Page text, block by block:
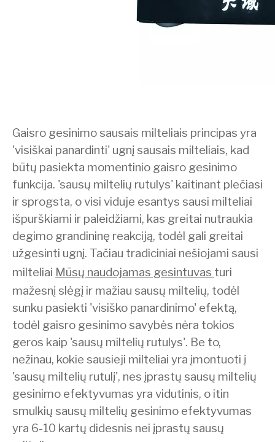
Gaisro gesinimo sausais milteliais principas yra
'visiškai panardinti' ugnį sausais milteliais, kad
būtų pasiekta momentinio gaisro gesinimo
funkcija. 'sausų miltelių rutulys' kaitinant plečiasi
ir sprogsta, o visi viduje esantys sausi milteliai
išpurškiami ir paleidžiami, kas greitai nutraukia
degimo grandininę reakciją, todėl gali greitai
užgesinti ugnį. Tačiau tradiciniai nešiojami sausi
milteliai Mūsų naudojamas gesintuvas turi
mažesnį slėgį ir mažiau sausų miltelių, todėl
sunku pasiekti 'visiško panardinimo' efektą,
todėl gaisro gesinimo savybės nėra tokios
geros kaip 'sausų miltelių rutulys'. Be to,
nežinau, kokie sausieji milteliai yra įmontuoti į
'sausų miltelių rutulį', nes įprastų sausų miltelių
gesinimo efektyvumas yra vidutinis, o itin
smulkių sausų miltelių gesinimo efektyvumas
yra 6-10 kartų didesnis nei įprastų sausų